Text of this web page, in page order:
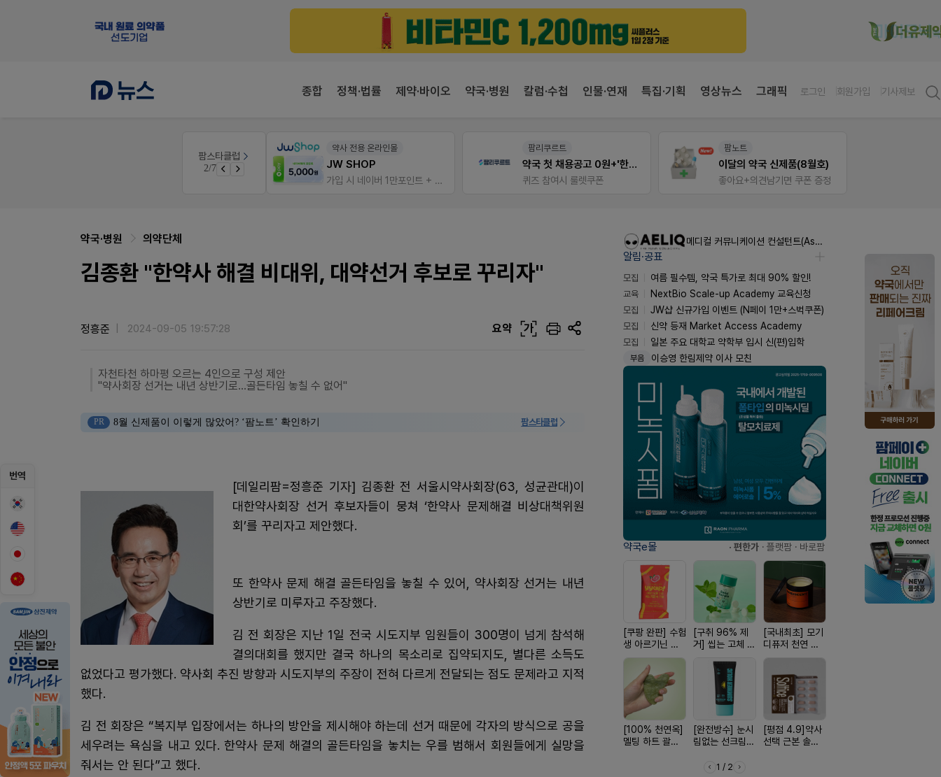
종합 정책·법률 제약·바이오 약국·병원 칼럼·수첩 인물·연재 특집·기획 영상뉴스 그래픽 로그인 회원가입 기사제보
팜스타클럽
3/7
팜리쿠르트
퀴즈 참여시 룰렛쿠폰
팜노트
이달의 약국 신제품(8월호)
좋아요+의견남기면 쿠폰 증정
E-detail
근육통은 오래가니깐!
오래가는 타이레놀 ER
번역
약국·병원 의약단체
김종환 "한약사 해결 비대위, 대약선거 후보로 꾸리자"
정흥준 2024-09-05 19:57:28 요약 가
자천타천 하마평 오르는 4인으로 구성 제안
"약사회장 선거는 내년 상반기로...골든타임 놓칠 수 없어"
PR 8월 신제품이 이렇게 많았어? ‘팜노트’ 확인하기 팜스타클럽
[데일리팜=정흥준 기자] 김종환 전 서울시약사회장(63, 성균관대)이
대한약사회장 선거 후보자들이 뭉쳐 ‘한약사 문제해결 비상대책위원
회’를 꾸리자고 제안했다.
또 한약사 문제 해결 골든타임을 놓칠 수 있어, 약사회장 선거는 내년
상반기로 미루자고 주장했다.
김 전 회장은 지난 1일 전국 시도지부 임원들이 300명이 넘게 참석해
결의대회를 했지만 결국 하나의 목소리로 집약되지도, 별다른 소득도
없었다고 평가했다. 약사회 추진 방향과 시도지부의 주장이 전혀 다르게 전달되는 점도 문제라고 지적
했다.
김 전 회장은 “복지부 입장에서는 하나의 방안을 제시해야 하는데 선거 때문에 각자의 방식으로 공을
세우려는 욕심을 내고 있다. 한약사 문제 해결의 골든타임을 놓치는 우를 범해서 회원들에게 실망을
줘서는 안 된다”고 했다.
메디컬 커뮤니케이션 컨설턴트(Associate) / 메디컬라이터 채용
알림·공표
모집
여름 필수템, 약국 특가로 최대 90% 할인!
교육
NextBio Scale-up Academy 교육신청
모집
JW샵 신규가입 이벤트 (N페이 1만+스벅쿠폰)
모집
신약 등재 Market Access Academy
모집
일본 주요 대학교 약학부 입시 신(편)입학
부음 이승영 한림제약 이사 모친
약국e몰 · 편한가 · 플랫팜 · 바로팜
[쿠팡 완판] 수험
생 아르기닌 에
너지 젤리
[구취 96% 제
거] 씹는 고체 가
[국내최초] 모기
디퓨저 천연 계
피 모키센트 디
[100% 천연옥]
멜팅 하트 괄사
[완전방수] 눈시
림없는 선크림
[평점 4.9]약사
선택 근본 솔루
1 / 2